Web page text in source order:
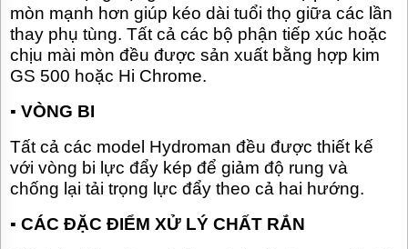
mòn mạnh hơn giúp kéo dài tuổi thọ giữa các lần
thay phụ tùng. Tất cả các bộ phận tiếp xúc hoặc
chịu mài mòn đều được sản xuất bằng hợp kim
GS 500 hoặc Hi Chrome.
▪ VÒNG BI
Tất cả các model Hydroman đều được thiết kế
với vòng bi lực đẩy kép để giảm độ rung và
chống lại tải trọng lực đẩy theo cả hai hướng.
▪ CÁC ĐẶC ĐIỂM XỬ LÝ CHẤT RẮN